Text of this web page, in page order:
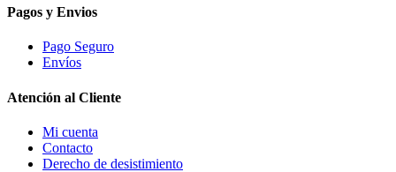
Pagos y Envios
Pago Seguro
Envíos
Atención al Cliente
Mi cuenta
Contacto
Derecho de desistimiento